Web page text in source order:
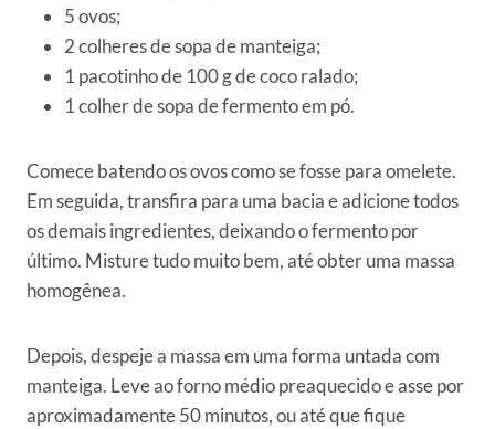
5 ovos;
2 colheres de sopa de manteiga;
1 pacotinho de 100 g de coco ralado;
1 colher de sopa de fermento em pó.
Comece batendo os ovos como se fosse para omelete.
Em seguida, transfira para uma bacia e adicione todos
os demais ingredientes, deixando o fermento por
último. Misture tudo muito bem, até obter uma massa
homogênea.
Depois, despeje a massa em uma forma untada com
manteiga. Leve ao forno médio preaquecido e asse por
aproximadamente 50 minutos, ou até que fique